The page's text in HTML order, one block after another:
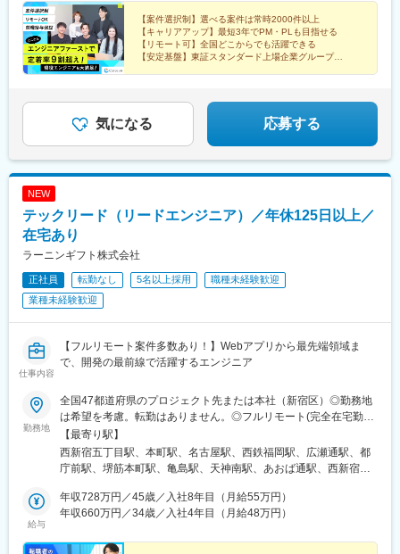
刈谷駅、刈谷市駅、岩倉駅(愛知県)、犬山駅、高蔵寺駅、勝川駅、
春日井駅(中央本線)、小牧駅、西尾駅、大府駅、長久手古戦場駅、
杁ケ池公園駅、太田川駅、赤池駅(愛知県)、豊橋駅、浄水駅、新豊
田駅、豊田市駅、平戸橋駅、豊明駅、いりなか駅、荒畑駅、桜山
駅、熱田駅、東枇杷島駅、覚王山駅、今池駅(愛知県)、星ケ丘駅
町駅、丸の内駅(愛知県)、伏見駅(愛知県)、金山駅(愛知県)、大須
観音駅、鶴舞駅、栄駅(愛知県)、名古屋駅、八田駅(関西本線)、国
際センター駅、塩釜口駅、原駅(愛知県)、平針駅、新栄町駅(愛知
川市駅、吹田駅(東海道本線)、江坂駅、千里丘駅、泉大津駅、樽井
駅、大阪狭山市駅、阿倍野駅(阪堺線)、西九条駅、鴫野駅、心斎橋
駅、堺筋本町駅、天満橋駅、なんば駅(地下鉄)、淀屋橋駅、天王寺
駅、梅田駅(地下鉄)、西梅田駅、南方駅(大阪府)、芦原橋駅、住道
駅、絹延橋駅、布施駅、藤井寺駅、近鉄八尾駅、富田林駅、千里
中央駅(北大阪急行)、豊中駅、枚方市駅、箕面駅、西三荘駅、大通
駅、琴似駅(函館本線)、麻生駅、白石駅(札幌市営)、新札幌駅、福
１１丁目駅、西１８丁目駅、円山公園駅、宮の沢駅、桑園駅、大
谷地駅、東札幌駅、旭川駅、釧路駅、札幌駅、室蘭駅、小樽駅、
栗橋駅、浦和駅、さいたま新都心駅、大宮駅(埼玉県)、南浦和駅、
武蔵浦和駅、新越谷駅、越谷駅、桶川駅、吉川駅、久喜駅、狭山
市駅、熊谷駅、戸田駅(埼玉県)、戸田公園駅、鴻巣駅、坂戸駅(埼
玉県)、三郷駅(埼玉県)、志木駅、春日部駅、所沢駅、上尾駅、新
座駅、深谷駅、川越駅、川口駅、東川口駅、西川口駅、草加駅、
朝霞台駅、東松山駅、和光市駅、蕨駅、飯岡駅、印西牧の原駅、
千葉ニュータウン中央駅、新浦安駅、舞浜駅、浦安駅(千葉県)、我
孫子駅、新鎌ケ谷駅、鎌ケ谷駅、君津駅、佐原駅、京成佐倉駅、
成東駅、四街道駅、五井駅、行徳駅、市川駅、京成八幡駅、本八
【案件選択制】選べる案件は常時2000件以上
【キャリアアップ】最短3年でPM・PLも目指せる
【リモート可】全国どこからでも活躍できる
【安定基盤】東証スタンダード上場企業グループ
気になる 応募する
NEW
テックリード（リードエンジニア）／年休125日以上／
在宅あり
ラーニンギフト株式会社
正社員 転勤なし 5名以上採用
職種未経験歓迎
業種未経験歓迎
仕事内容
【フルリモート案件多数あり！】Webアプリから最先端領域ま
で、開発の最前線で活躍するエンジニア
勤務地
全国47都道府県のプロジェクト先または本社（新宿区）◎勤務地
は希望を考慮。転勤はありません。◎フルリモート(完全在宅勤
務）多数あります。◎転職時にお引越しをご検討の際には引越し
費用または住宅手当（規定有）が支給されます。＜主要プロジェ
クト先＞東京都、神奈川県、千葉県、埼玉県、大阪府、兵庫県、
岡県、岡山県＜アクセス＞本社都営大江戸線「西新宿五丁目駅」
より徒歩3分都営丸ノ内線「西新宿駅」より徒歩9分大阪支社大阪
トロ御堂筋線、中央線「堺筋本町駅」より徒歩4分福岡支社市営地
【最寄り駅】
西新宿五丁目駅、本町駅、名古屋駅、西鉄福岡駅、広瀬通駅、都
庁前駅、堺筋本町駅、亀島駅、天神南駅、あおば通駅、西新宿
給与
年収728万円／45歳／入社8年目（月給55万円）
年収660万円／34歳／入社4年目（月給48万円）